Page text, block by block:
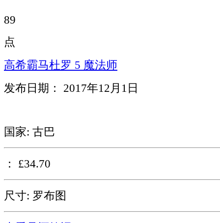
89
点
高希霸马杜罗 5 魔法师
发布日期： 2017年12月1日
国家: 古巴
： £34.70
尺寸: 罗布图